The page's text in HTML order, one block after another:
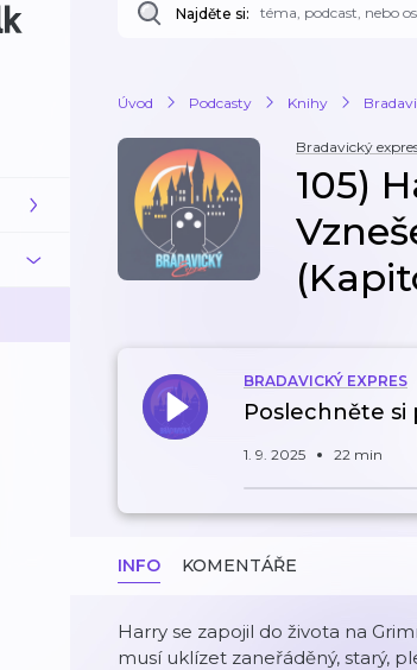
Najděte si:
Úvod Podcasty Knihy
Bradavický
105)
BRADAVICKÝ EXPRES
Poslechněte si
1. 9. 2025 22 min
INFO KOMENTÁŘE
Harry se zapojil do života na
musí uklízet zaneřáděný, starý,